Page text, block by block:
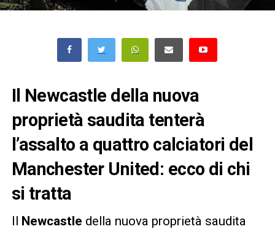
Il Newcastle della nuova
proprietà saudita tenterà
l’assalto a quattro calciatori del
Manchester United: ecco di chi
si tratta
Il Newcastle della nuova proprietà saudita